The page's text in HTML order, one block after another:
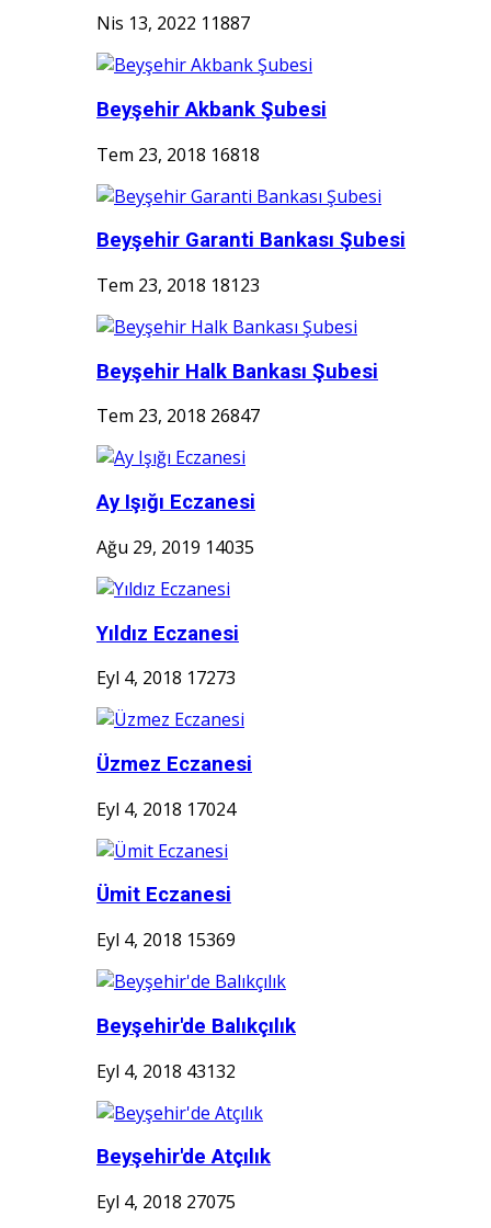
Nis 13, 2022 11887
Beyşehir Akbank Şubesi
Tem 23, 2018 16818
Beyşehir Garanti Bankası Şubesi
Tem 23, 2018 18123
Beyşehir Halk Bankası Şubesi
Tem 23, 2018 26847
Ay Işığı Eczanesi
Ağu 29, 2019 14035
Yıldız Eczanesi
Eyl 4, 2018 17273
Üzmez Eczanesi
Eyl 4, 2018 17024
Ümit Eczanesi
Eyl 4, 2018 15369
Beyşehir'de Balıkçılık
Eyl 4, 2018 43132
Beyşehir'de Atçılık
Eyl 4, 2018 27075